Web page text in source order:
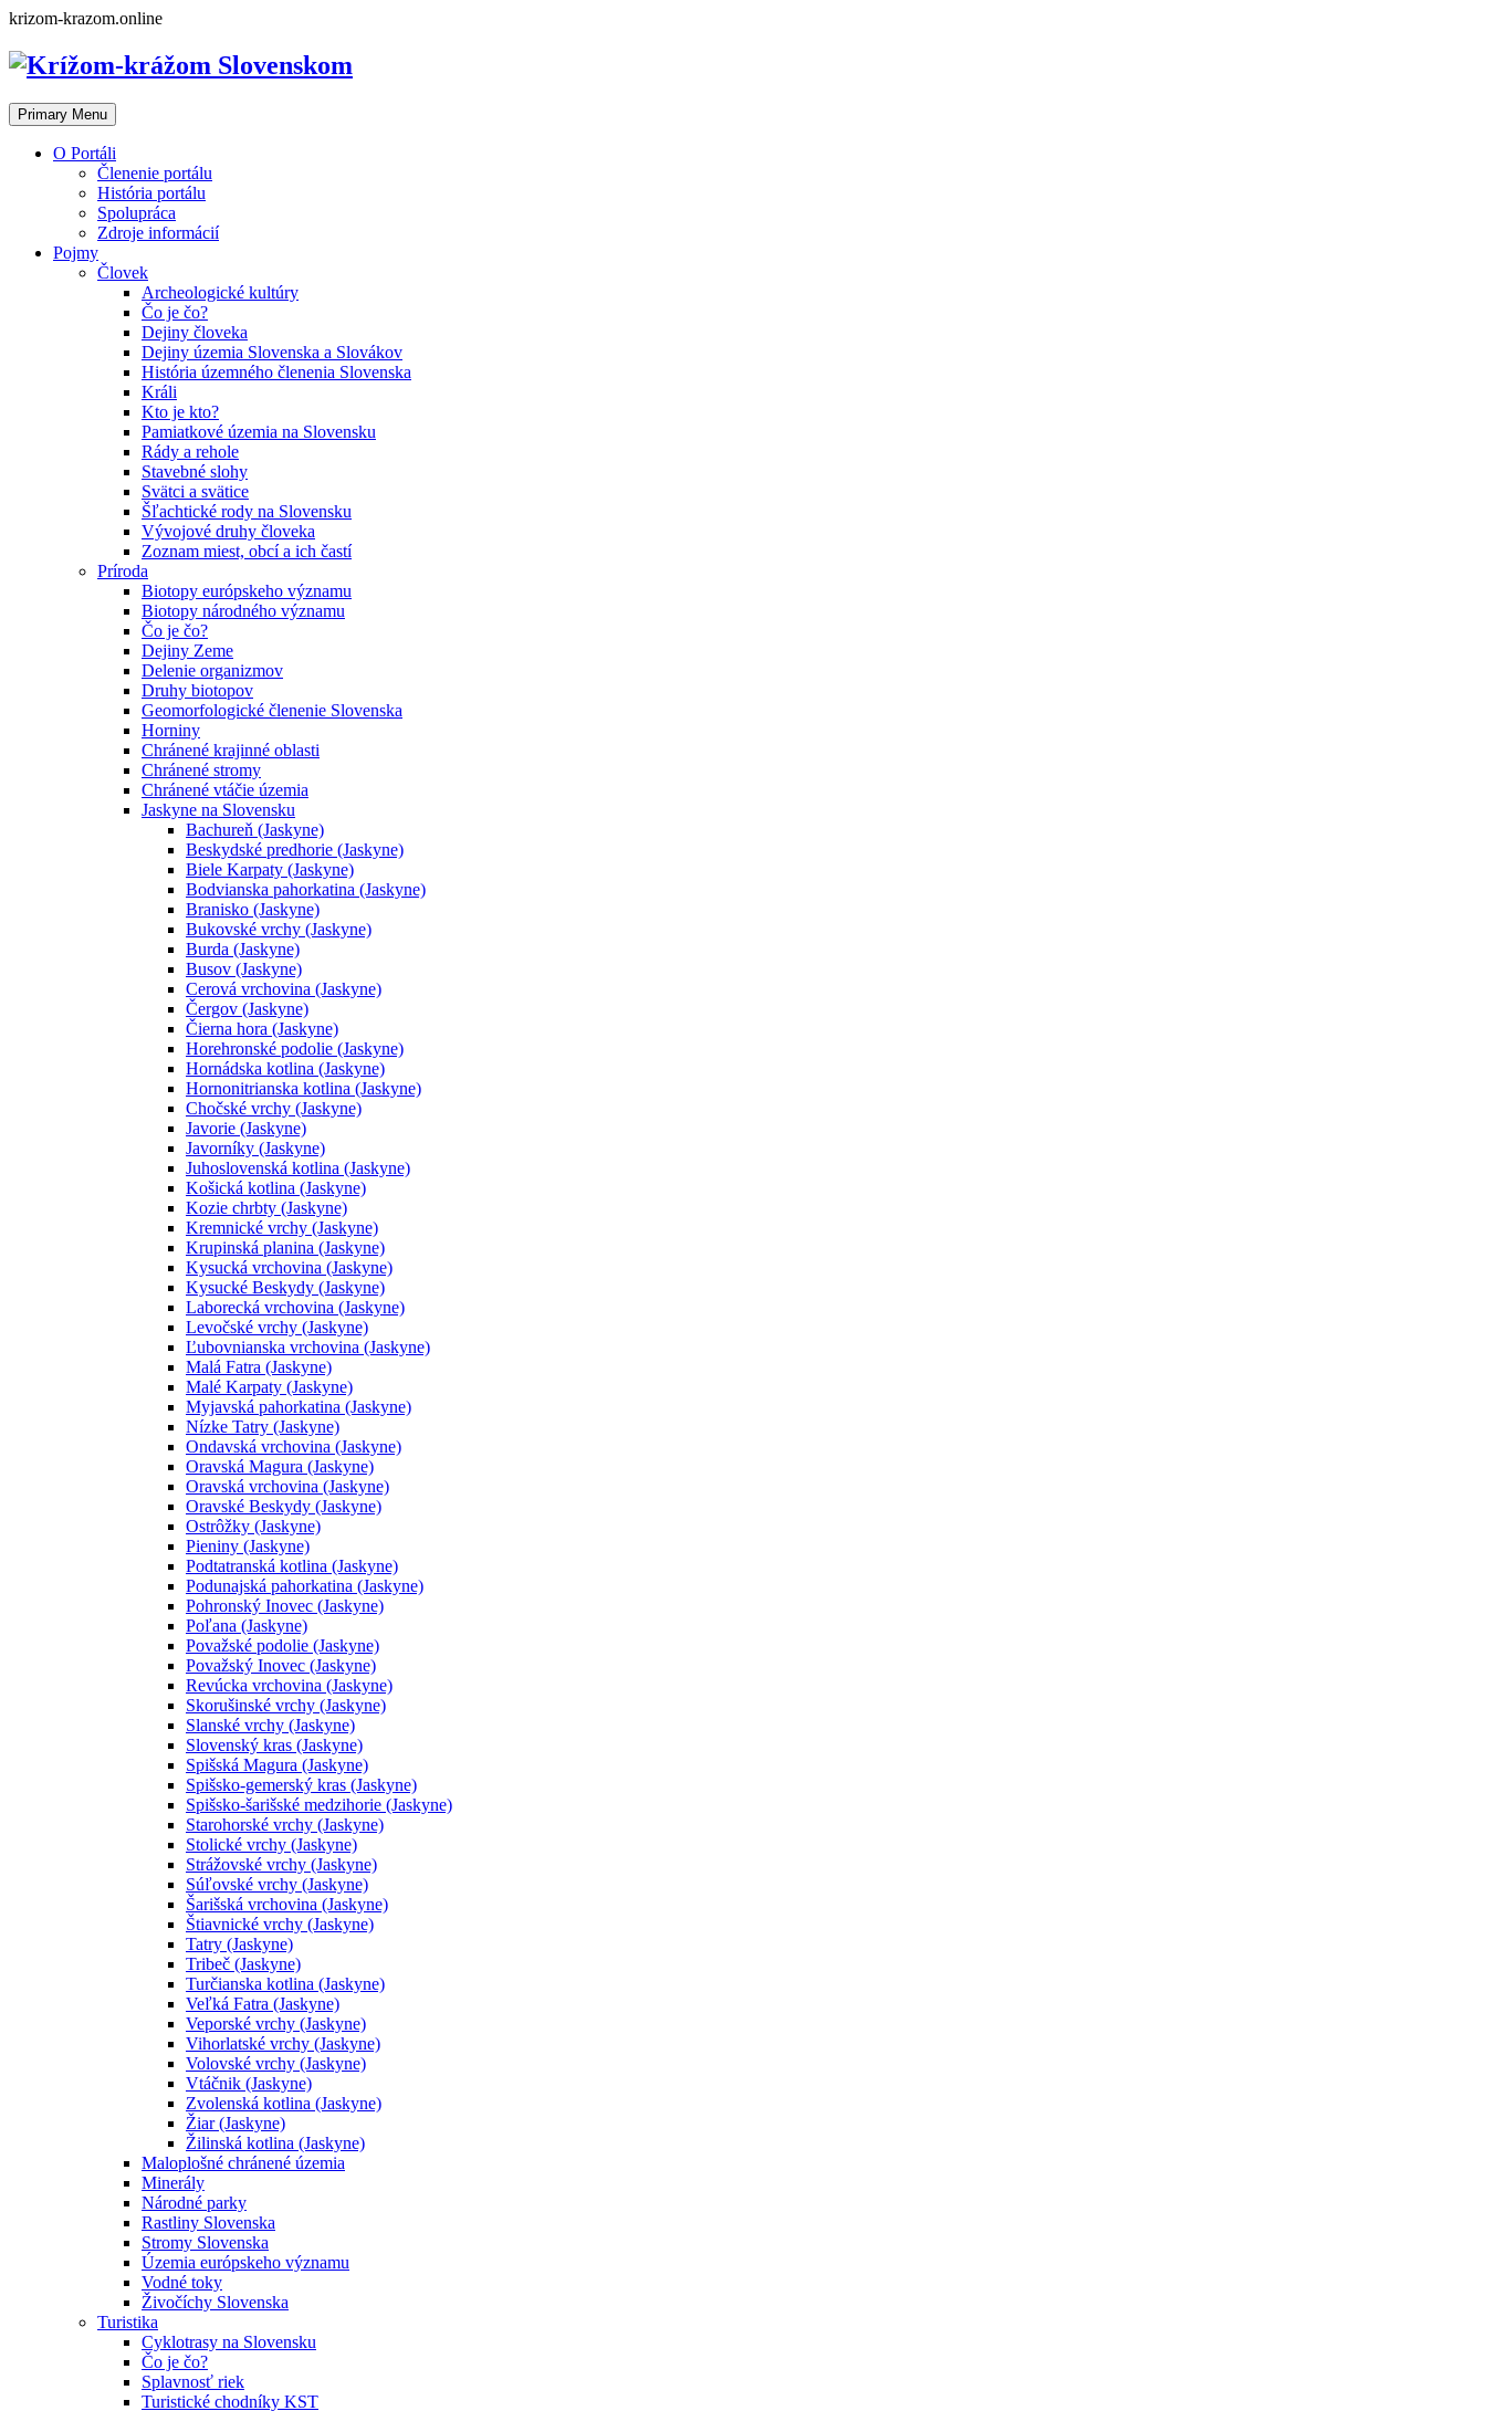
Skip
content
krizom-krazom.online
Primary Menu
O Portáli
Členenie portálu
História portálu
Spolupráca
Zdroje informácií
Pojmy
Človek
Archeologické kultúry
Čo je čo?
Dejiny človeka
Dejiny územia Slovenska a Slovákov
História územného členenia Slovenska
Králi
Kto je kto?
Pamiatkové územia na Slovensku
Rády a rehole
Stavebné slohy
Svätci a svätice
Šľachtické rody na Slovensku
Vývojové druhy človeka
Zoznam miest, obcí a ich častí
Príroda
Biotopy európskeho významu
Biotopy národného významu
Čo je čo?
Dejiny Zeme
Delenie organizmov
Druhy biotopov
Geomorfologické členenie Slovenska
Horniny
Chránené krajinné oblasti
Chránené stromy
Chránené vtáčie územia
Jaskyne na Slovensku
Bachureň (Jaskyne)
Beskydské predhorie (Jaskyne)
Biele Karpaty (Jaskyne)
Bodvianska pahorkatina (Jaskyne)
Branisko (Jaskyne)
Bukovské vrchy (Jaskyne)
Burda (Jaskyne)
Busov (Jaskyne)
Cerová vrchovina (Jaskyne)
Čergov (Jaskyne)
Čierna hora (Jaskyne)
Horehronské podolie (Jaskyne)
Hornádska kotlina (Jaskyne)
Hornonitrianska kotlina (Jaskyne)
Chočské vrchy (Jaskyne)
Javorie (Jaskyne)
Javorníky (Jaskyne)
Juhoslovenská kotlina (Jaskyne)
Košická kotlina (Jaskyne)
Kozie chrbty (Jaskyne)
Kremnické vrchy (Jaskyne)
Krupinská planina (Jaskyne)
Kysucká vrchovina (Jaskyne)
Kysucké Beskydy (Jaskyne)
Laborecká vrchovina (Jaskyne)
Levočské vrchy (Jaskyne)
Ľubovnianska vrchovina (Jaskyne)
Malá Fatra (Jaskyne)
Malé Karpaty (Jaskyne)
Myjavská pahorkatina (Jaskyne)
Nízke Tatry (Jaskyne)
Ondavská vrchovina (Jaskyne)
Oravská Magura (Jaskyne)
Oravská vrchovina (Jaskyne)
Oravské Beskydy (Jaskyne)
Ostrôžky (Jaskyne)
Pieniny (Jaskyne)
Podtatranská kotlina (Jaskyne)
Podunajská pahorkatina (Jaskyne)
Pohronský Inovec (Jaskyne)
Poľana (Jaskyne)
Považské podolie (Jaskyne)
Považský Inovec (Jaskyne)
Revúcka vrchovina (Jaskyne)
Skorušinské vrchy (Jaskyne)
Slanské vrchy (Jaskyne)
Slovenský kras (Jaskyne)
Spišská Magura (Jaskyne)
Spišsko-gemerský kras (Jaskyne)
Spišsko-šarišské medzihorie (Jaskyne)
Starohorské vrchy (Jaskyne)
Stolické vrchy (Jaskyne)
Strážovské vrchy (Jaskyne)
Súľovské vrchy (Jaskyne)
Šarišská vrchovina (Jaskyne)
Štiavnické vrchy (Jaskyne)
Tatry (Jaskyne)
Tribeč (Jaskyne)
Turčianska kotlina (Jaskyne)
Veľká Fatra (Jaskyne)
Veporské vrchy (Jaskyne)
Vihorlatské vrchy (Jaskyne)
Volovské vrchy (Jaskyne)
Vtáčnik (Jaskyne)
Zvolenská kotlina (Jaskyne)
Žiar (Jaskyne)
Žilinská kotlina (Jaskyne)
Maloplošné chránené územia
Minerály
Národné parky
Rastliny Slovenska
Stromy Slovenska
Územia európskeho významu
Vodné toky
Živočíchy Slovenska
Turistika
Cyklotrasy na Slovensku
Čo je čo?
Splavnosť riek
Turistické chodníky KST